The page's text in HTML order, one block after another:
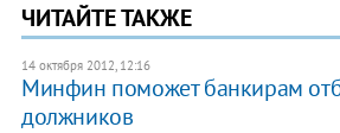
ЧИТАЙТЕ ТАКЖЕ
14 октября 2012, 12:16
Минфин поможет банкирам
должников